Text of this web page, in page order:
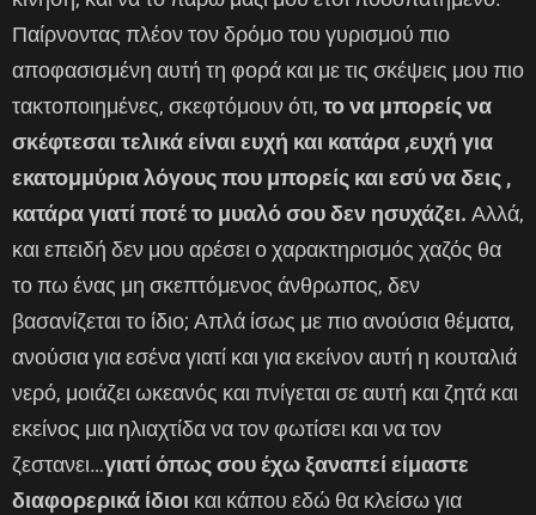
Παίρνοντας πλέον τον δρόμο του γυρισμού πιο
αποφασισμένη αυτή τη φορά και με τις σκέψεις μου πιο
τακτοποιημένες, σκεφτόμουν ότι, το να μπορείς να
σκέφτεσαι τελικά είναι ευχή και κατάρα ,ευχή για
εκατομμύρια λόγους που μπορείς και εσύ να δεις ,
κατάρα γιατί ποτέ το μυαλό σου δεν ησυχάζει. Αλλά,
και επειδή δεν μου αρέσει ο χαρακτηρισμός χαζός θα
το πω ένας μη σκεπτόμενος άνθρωπος, δεν
βασανίζεται το ίδιο; Απλά ίσως με πιο ανούσια θέματα,
ανούσια για εσένα γιατί και για εκείνον αυτή η κουταλιά
νερό, μοιάζει ωκεανός και πνίγεται σε αυτή και ζητά και
εκείνος μια ηλιαχτίδα να τον φωτίσει και να τον
ζεστανει…γιατί όπως σου έχω ξαναπεί είμαστε
διαφορερικά ίδιοι και κάπου εδώ θα κλείσω για